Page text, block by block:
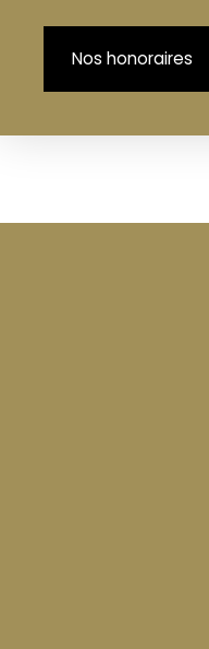
Nos honoraires